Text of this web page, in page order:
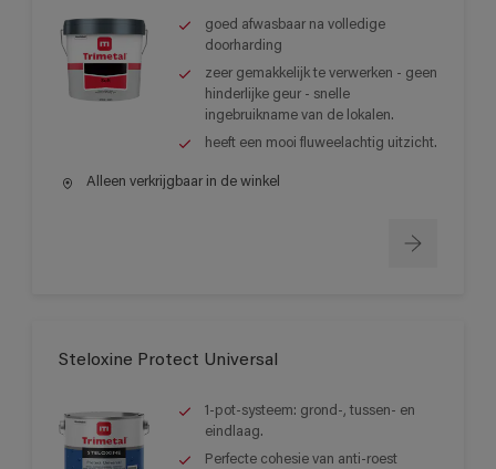
goed afwasbaar na volledige
doorharding
zeer gemakkelijk te verwerken - geen
hinderlijke geur - snelle
ingebruikname van de lokalen.
heeft een mooi fluweelachtig uitzicht.
Alleen verkrijgbaar in de winkel
Steloxine Protect Universal
1-pot-systeem: grond-, tussen- en
eindlaag.
Perfecte cohesie van anti-roest